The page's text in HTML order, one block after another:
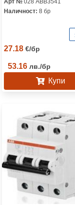
Арт № 028 ABB3541
Наличност: 8 бр
27.18 €/бр
53.16 лв./бр
Купи